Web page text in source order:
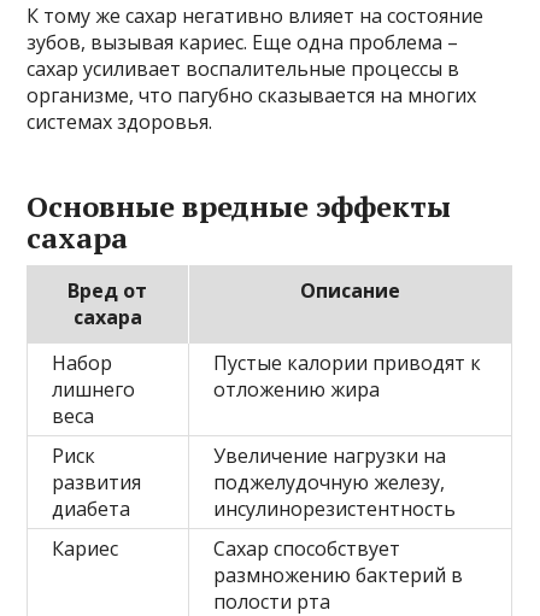
К тому же сахар негативно влияет на состояние
зубов, вызывая кариес. Еще одна проблема –
сахар усиливает воспалительные процессы в
организме, что пагубно сказывается на многих
системах здоровья.
Основные вредные эффекты
сахара
Вред от
сахара
Описание
Набор
лишнего
веса
Пустые калории приводят к
отложению жира
Риск
развития
диабета
Увеличение нагрузки на
поджелудочную железу,
инсулинорезистентность
Кариес
Сахар способствует
размножению бактерий в
полости рта